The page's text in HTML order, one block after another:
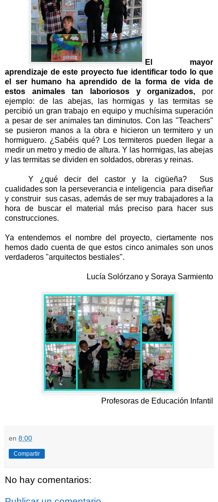
El mayor
aprendizaje de este proyecto fue identificar todo lo que
el ser humano ha aprendido de la forma de vida de
estos animales tan laboriosos y organizados, por
ejemplo: de las abejas, las hormigas y las termitas se
percibió un gran trabajo en equipo y muchísima superación
a pesar de ser animales tan diminutos. Con las "Teachers"
se pusieron manos a la obra e hicieron un termitero y un
hormiguero. ¿Sabéis qué? Los termiteros pueden llegar a
medir un metro y medio de altura. Y las hormigas, las abejas
y las termitas se dividen en soldados, obreras y reinas.
Y ¿qué decir del castor y la cigüeña? Sus
cualidades son la perseverancia e inteligencia para diseñar
y construir sus casas, además de ser muy trabajadores a la
hora de buscar el material más preciso para hacer sus
construcciones.
Ya entendemos el nombre del proyecto, ciertamente nos
hemos dado cuenta de que estos cinco animales son unos
verdaderos "arquitectos bestiales".
Lucía Solórzano y Soraya Sarmiento
Profesoras de Educación Infantil
en 8:00
Compartir
No hay comentarios: